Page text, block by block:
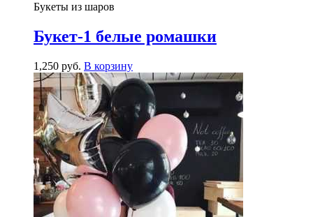
Букеты из шаров
Букет-1 белые ромашки
1,250 руб. В корзину